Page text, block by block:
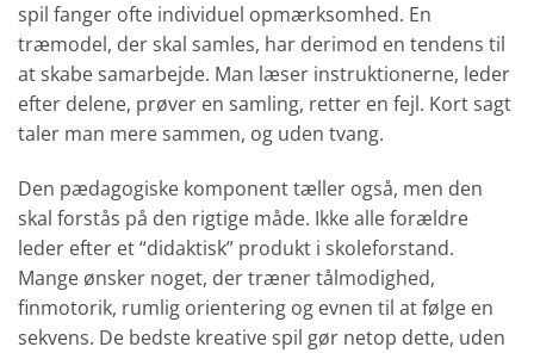
spil fanger ofte individuel opmærksomhed. En
træmodel, der skal samles, har derimod en tendens til
at skabe samarbejde. Man læser instruktionerne, leder
efter delene, prøver en samling, retter en fejl. Kort sagt
taler man mere sammen, og uden tvang.
Den pædagogiske komponent tæller også, men den
skal forstås på den rigtige måde. Ikke alle forældre
leder efter et “didaktisk” produkt i skoleforstand.
Mange ønsker noget, der træner tålmodighed,
finmotorik, rumlig orientering og evnen til at følge en
sekvens. De bedste kreative spil gør netop dette, uden